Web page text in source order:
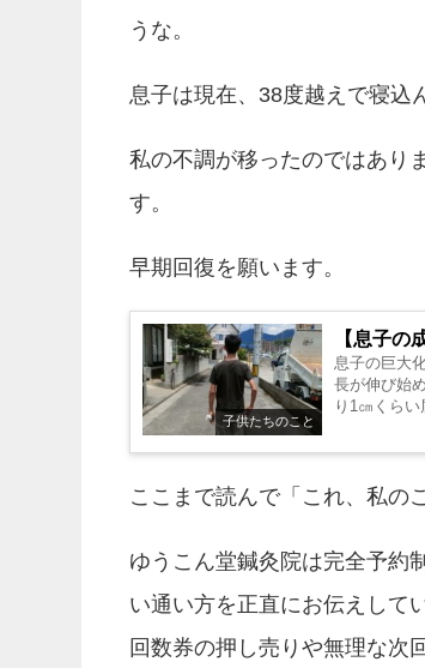
うな。
息子は現在、38度越えで寝込
私の不調が移ったのではあり
す。
早期回復を願います。
子供たちのこと
【息子の
息子の巨大
長が伸び始
り1㎝くら
ここまで読んで「これ、私の
ゆうこん堂鍼灸院は完全予約
い通い方を正直にお伝えして
回数券の押し売りや無理な次